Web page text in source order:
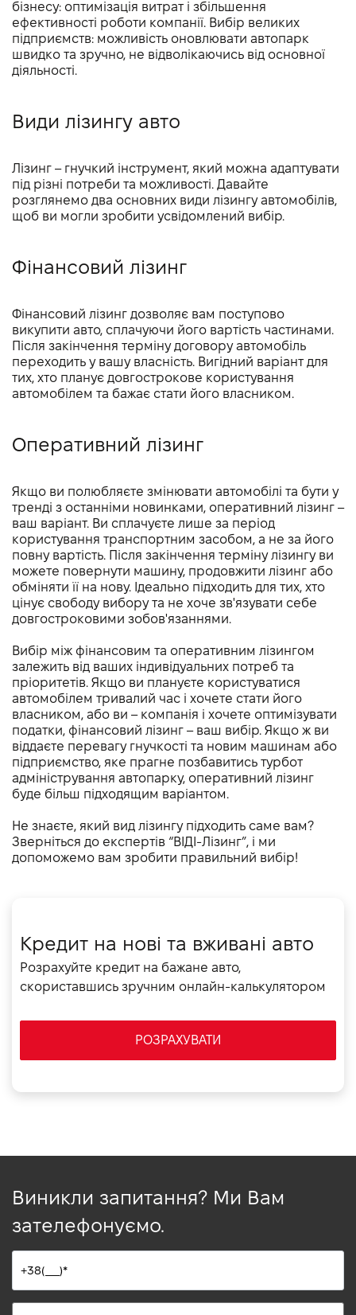
бізнесу: оптимізація витрат і збільшення
ефективності роботи компанії. Вибір великих
підприємств: можливість оновлювати автопарк
швидко та зручно, не відволікаючись від основної
діяльності.
Види лізингу авто
Лізинг – гнучкий інструмент, який можна адаптувати
під різні потреби та можливості. Давайте
розглянемо два основних види лізингу автомобілів,
щоб ви могли зробити усвідомлений вибір.
Фінансовий лізинг
Фінансовий лізинг дозволяє вам поступово
викупити авто, сплачуючи його вартість частинами.
Після закінчення терміну договору автомобіль
переходить у вашу власність. Вигідний варіант для
тих, хто планує довгострокове користування
автомобілем та бажає стати його власником.
Оперативний лізинг
Якщо ви полюбляєте змінювати автомобілі та бути у
тренді з останніми новинками, оперативний лізинг –
ваш варіант. Ви сплачуєте лише за період
користування транспортним засобом, а не за його
повну вартість. Після закінчення терміну лізингу ви
можете повернути машину, продовжити лізинг або
обміняти її на нову. Ідеально підходить для тих, хто
цінує свободу вибору та не хоче зв'язувати себе
довгостроковими зобов'язаннями.
Вибір між фінансовим та оперативним лізингом
залежить від ваших індивідуальних потреб та
пріоритетів. Якщо ви плануєте користуватися
автомобілем тривалий час і хочете стати його
власником, або ви – компанія і хочете оптимізувати
податки, фінансовий лізинг – ваш вибір. Якщо ж ви
віддаєте перевагу гнучкості та новим машинам або
підприємство, яке прагне позбавитись турбот
адміністрування автопарку, оперативний лізинг
буде більш підходящим варіантом.
Не знаєте, який вид лізингу підходить саме вам?
Зверніться до експертів “ВІДІ-Лізинг”, і ми
допоможемо вам зробити правильний вибір!
Кредит на нові та вживані авто
Розрахуйте кредит на бажане авто,
скориставшись зручним онлайн-калькулятором
РОЗРАХУВАТИ
Виникли запитання? Ми Вам
зателефонуємо.